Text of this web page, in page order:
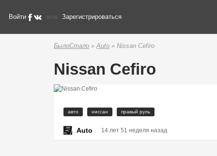
Войти или Зарегистрироваться
БылоСтало »Auto » Nissan Cefiro
Nissan Cefiro
авто ниссан правый руль
Auto 14 лет 51 неделя назад